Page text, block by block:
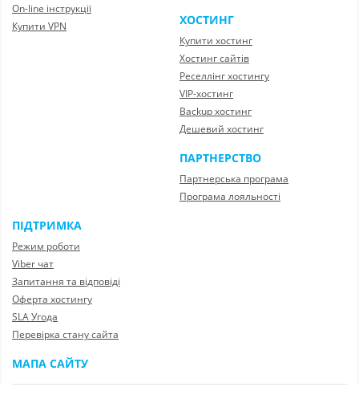
On-line інструкції
Купити VPN
ХОСТИНГ
Купити хостинг
Хостинг сайтів
Реселлінг хостингу
VIP-хостинг
Backup хостинг
Дешевий хостинг
ПАРТНЕРСТВО
Партнерська програма
Програма лояльності
ПІДТРИМКА
Режим роботи
Viber чат
Запитання та відповіді
Оферта хостингу
SLA Угода
Перевірка стану сайта
МАПА САЙТУ